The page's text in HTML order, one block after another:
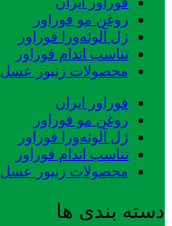
روغن مو فوراور
ژل آلوئه‌ورا فوراور
تناسب اندام فوراور
محصولات زنبور عسل
فوراور ایران
روغن مو فوراور
ژل آلوئه‌ورا فوراور
تناسب اندام فوراور
محصولات زنبور عسل
دسته بندی ها